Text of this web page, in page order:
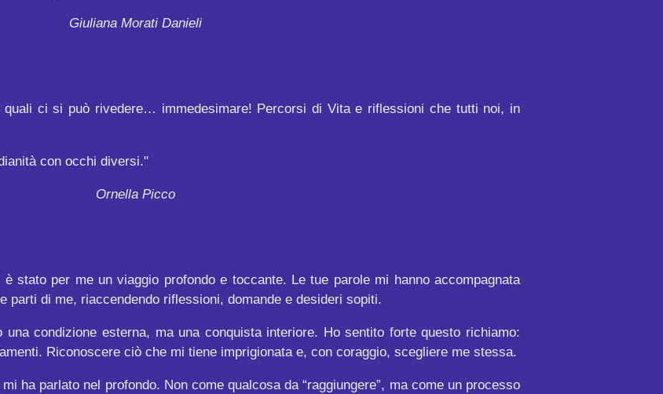
Giuliana Morati Danieli
ci si può rivedere… immedesimare! Percorsi di Vita e riflessioni che tutti noi, in
con occhi diversi."
Ornella Picco
stato per me un viaggio profondo e toccante. Le tue parole mi hanno accompagnata
parti di me, riaccendendo riflessioni, domande e desideri sopiti.
condizione esterna, ma una conquista interiore. Ho sentito forte questo richiamo:
Riconoscere ciò che mi tiene imprigionata e, con coraggio, scegliere me stessa.
ha parlato nel profondo. Non come qualcosa da “raggiungere”, ma come un processo